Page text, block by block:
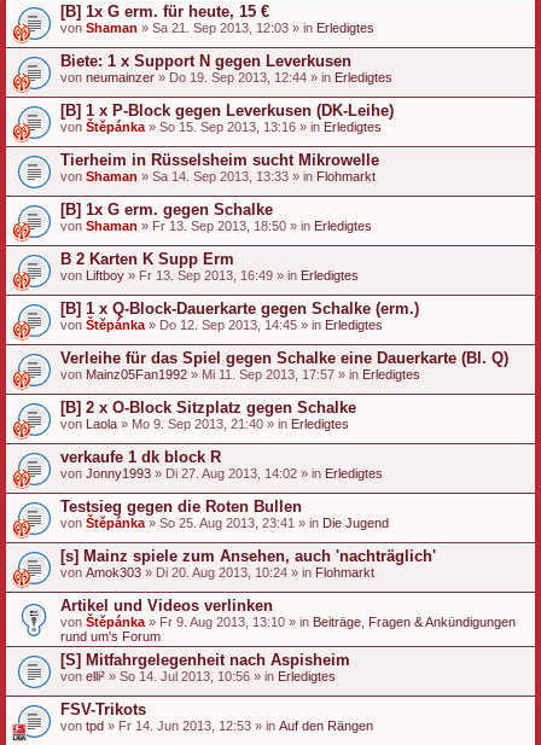
[B] 1x G erm. für heute, 15 €
von Shaman » Sa 21. Sep 2013, 12:03 » in Erledigtes
Biete: 1 x Support N gegen Leverkusen
von neumainzer » Do 19. Sep 2013, 12:44 » in Erledigtes
[B] 1 x P-Block gegen Leverkusen (DK-Leihe)
von Štěpánka » So 15. Sep 2013, 13:16 » in Erledigtes
Tierheim in Rüsselsheim sucht Mikrowelle
von Shaman » Sa 14. Sep 2013, 13:33 » in Flohmarkt
[B] 1x G erm. gegen Schalke
von Shaman » Fr 13. Sep 2013, 18:50 » in Erledigtes
B 2 Karten K Supp Erm
von Liftboy » Fr 13. Sep 2013, 16:49 » in Erledigtes
[B] 1 x Q-Block-Dauerkarte gegen Schalke (erm.)
von Štěpánka » Do 12. Sep 2013, 14:45 » in Erledigtes
Verleihe für das Spiel gegen Schalke eine Dauerkarte (Bl. Q)
von Mainz05Fan1992 » Mi 11. Sep 2013, 17:57 » in Erledigtes
[B] 2 x O-Block Sitzplatz gegen Schalke
von Laola » Mo 9. Sep 2013, 21:40 » in Erledigtes
verkaufe 1 dk block R
von Jonny1993 » Di 27. Aug 2013, 14:02 » in Erledigtes
Testsieg gegen die Roten Bullen
von Štěpánka » So 25. Aug 2013, 23:41 » in Die Jugend
[s] Mainz spiele zum Ansehen, auch 'nachträglich'
von Amok303 » Di 20. Aug 2013, 10:24 » in Flohmarkt
Artikel und Videos verlinken
von Štěpánka » Fr 9. Aug 2013, 13:10 » in Beiträge, Fragen & Ankündigungen
rund um's Forum
[S] Mitfahrgelegenheit nach Aspisheim
von elli² » So 14. Jul 2013, 10:56 » in Erledigtes
FSV-Trikots
von tpd » Fr 14. Jun 2013, 12:53 » in Auf den Rängen